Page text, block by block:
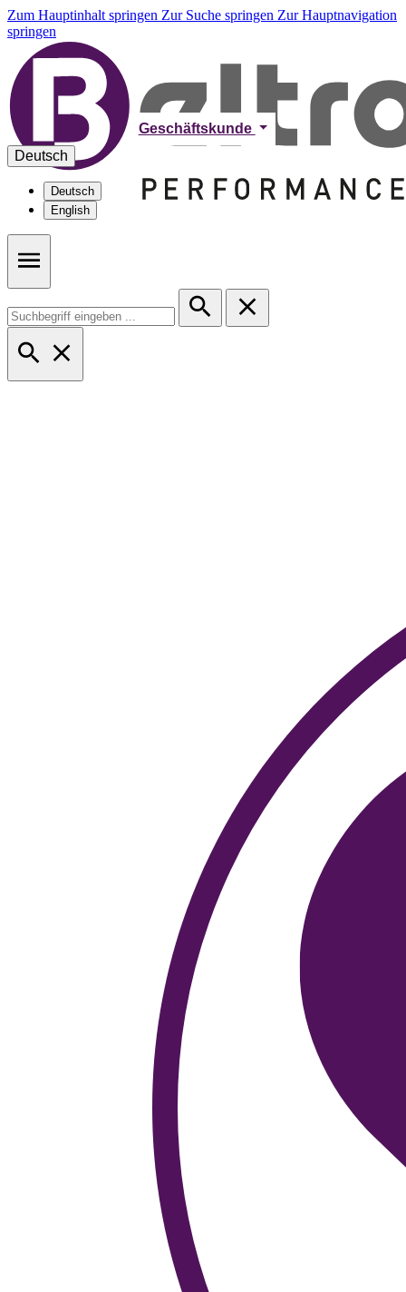
Zum Hauptinhalt springen Zur Suche springen Zur Hauptnavigation
springen
Geschäftskunde
Deutsch
Deutsch
English